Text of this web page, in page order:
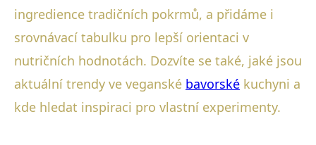
ingredience tradičních pokrmů, a přidáme i
srovnávací tabulku pro lepší orientaci v
nutričních hodnotách. Dozvíte se také, jaké jsou
aktuální trendy ve veganské bavorské kuchyni a
kde hledat inspiraci pro vlastní experimenty.